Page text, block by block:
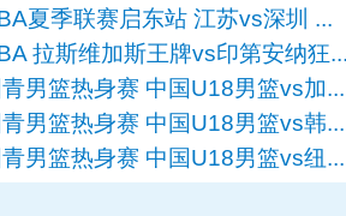
夏季联赛启东站 江苏vs深圳 ...
拉斯维加斯王牌vs印第安纳狂
男篮热身赛 中国U18男篮vs加...
男篮热身赛 中国U18男篮vs韩...
男篮热身赛 中国U18男篮vs纽...